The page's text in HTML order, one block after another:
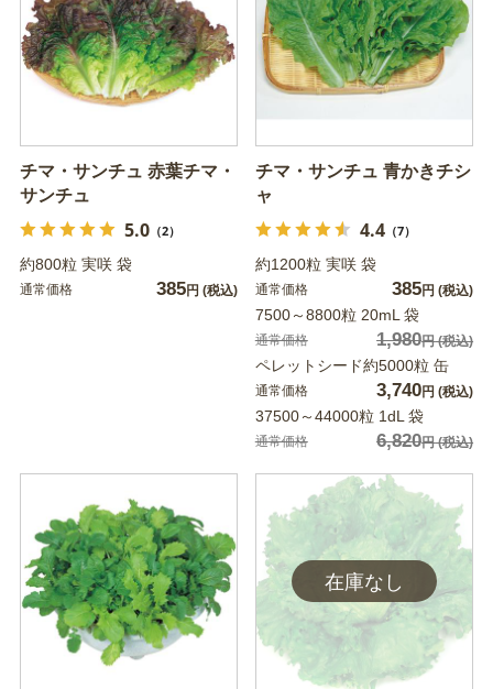
チマ・サンチュ 赤葉チマ・
サンチュ
5.0（2）
約800粒 実咲 袋
通常価格 385円 (税込)
チマ・サンチュ 青かきチシ
ャ
4.4（7）
約1200粒 実咲 袋
通常価格 385円 (税込)
7500～8800粒 20mL 袋
通常価格 1,980円(税込)
ペレットシード約5000粒 缶
通常価格 3,740円 (税込)
37500～44000粒 1dL 袋
通常価格 6,820円(税込)